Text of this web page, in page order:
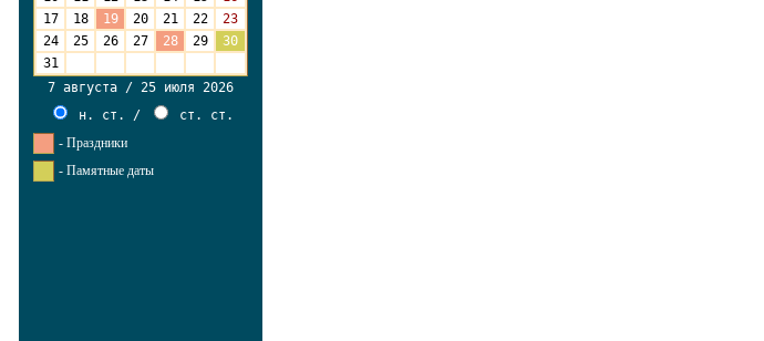
17
18 19 20 21 22
23
24
25 26 27 28 29
30
31
7 августа / 25 июля 2026
н. ст.
/
ст. ст.
- Праздники
- Памятные даты